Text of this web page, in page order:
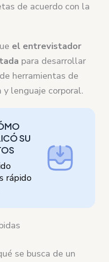
de acuerdo con la
el entrevistador
para desarrollar
herramientas de
y lenguaje corporal.
SU
rápido
se busca de un